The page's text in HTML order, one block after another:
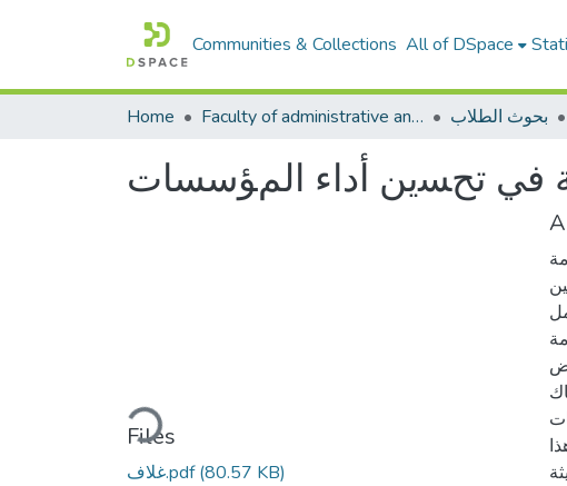
Communities & Collections All of DSpace
Home Faculty of administrative and economic sciences كليةالعلوم الادارية والاقتصادية بحوث الطلاب
في تحﺴين ﺃﺩﺍء ﺍلمﺆﺳﺴﺎﺕ
Loading...
Files
غلاف.pdf(80.57 KB)
: